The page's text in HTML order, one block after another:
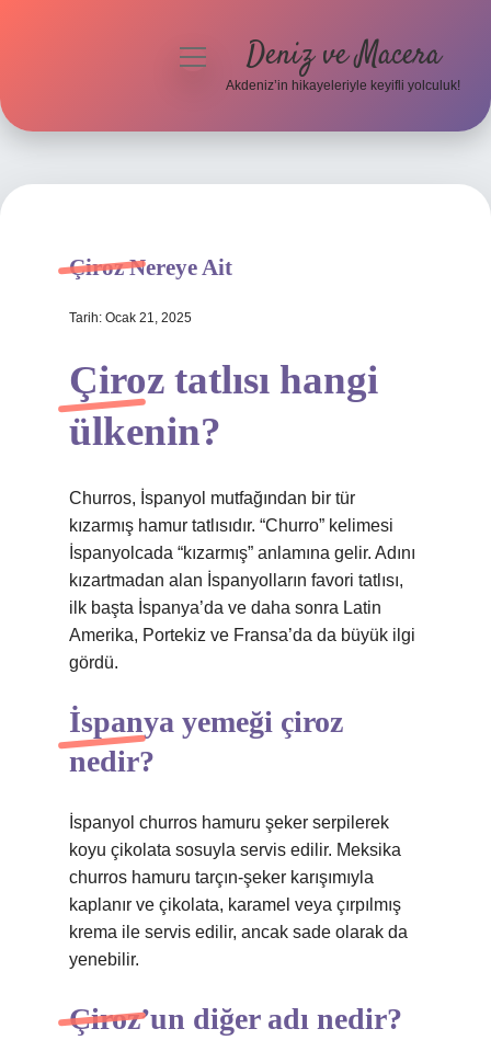
Hakkımızda
menüyü Deniz ve Macera
Akdeniz’in hikayeleriyle keyifli yolculuk!
Çiroz Nereye Ait
Tarih: Ocak 21, 2025
Çiroz tatlısı hangi
ülkenin?
Churros, İspanyol mutfağından bir tür
kızarmış hamur tatlısıdır. “Churro” kelimesi
İspanyolcada “kızarmış” anlamına gelir. Adını
kızartmadan alan İspanyolların favori tatlısı,
ilk başta İspanya’da ve daha sonra Latin
Amerika, Portekiz ve Fransa’da da büyük ilgi
gördü.
İspanya yemeği çiroz
nedir?
İspanyol churros hamuru şeker serpilerek
koyu çikolata sosuyla servis edilir. Meksika
churros hamuru tarçın-şeker karışımıyla
kaplanır ve çikolata, karamel veya çırpılmış
krema ile servis edilir, ancak sade olarak da
yenebilir.
Çiroz’un diğer adı nedir?